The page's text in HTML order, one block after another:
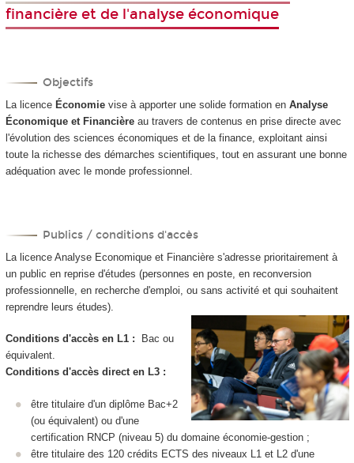
financière et de l'analyse économique
Objectifs
La licence Économievise à apporter une solide formation en Analyse
Économique et Financièreau travers de contenus en prise directe avec
l'évolution des sciences économiques et de la finance, exploitant ainsi
toute la richesse des démarches scientifiques, tout en assurant une bonne
adéquation avec le monde professionnel.
Publics / conditions d'accès
La licence Analyse Economique et Financière s'adresse prioritairement à
un public en reprise d'études (personnes en poste, en reconversion
professionnelle, en recherche d'emploi, ou sans activité et qui souhaitent
reprendre leurs études).
Conditions d'accès en L1 :
Bac ou
équivalent.
Conditions d'accès direct en L3 :
être titulaire d'un diplôme Bac+2
(ou équivalent) ou d'une
certification RNCP (niveau 5) du domaine économie-gestion ;
être titulaire des 120 crédits ECTS des niveaux L1 et L2 d'une